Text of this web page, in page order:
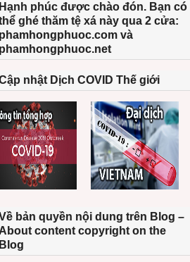
Hạnh phúc được chào đón. Bạn có
ghé thăm tệ xá này qua 2 cửa:
phamhongphuoc.com và
phamhongphuoc.net
nhật Dịch COVID Thế giới
bản quyền nội dung trên Blog –
content copyright on the
Blog